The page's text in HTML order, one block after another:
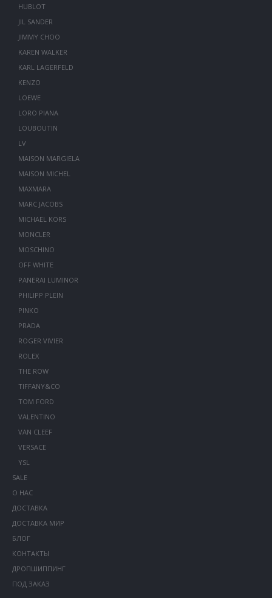
HUBLOT
JIL SANDER
JIMMY CHOO
KAREN WALKER
KARL LAGERFELD
KENZO
LOEWE
LORO PIANA
LOUBOUTIN
LV
MAISON MARGIELA
MAISON MICHEL
MAXMARA
MARC JACOBS
MICHAEL KORS
MONCLER
MOSCHINO
OFF WHITE
PANERAI LUMINOR
PHILIPP PLEIN
PINKO
PRADA
ROGER VIVIER
ROLEX
THE ROW
TIFFANY&CO
TOM FORD
VALENTINO
VAN CLEEF
VERSACE
YSL
SALE
О НАС
ДОСТАВКА
ДОСТАВКА МИР
БЛОГ
КОНТАКТЫ
ДРОПШИППИНГ
ПОД ЗАКАЗ